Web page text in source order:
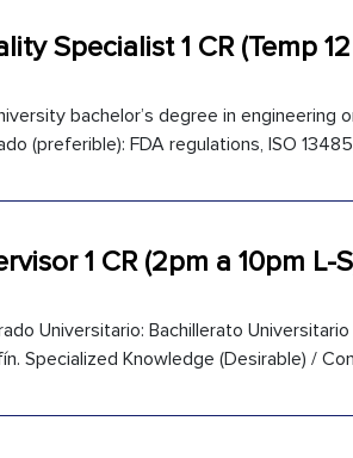
Specialist 1 CR (Temp
bachelor’s degree in engineering
(preferible): FDA regulations, ISO 13485,
1 CR (2pm a 10pm L-
Universitario: Bachillerato
Specialized Knowledge (Desirable) /